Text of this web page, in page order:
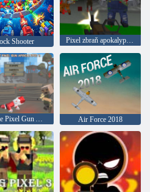
Shooter Pixel zbraň apokalypsa 6
Extreme Pixel Gun Apokalypse 3 Air Force 2018